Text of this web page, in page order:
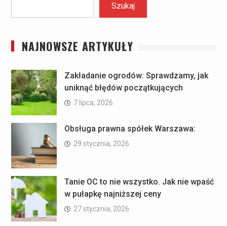
Szukaj
NAJNOWSZE ARTYKUŁY
Zakładanie ogrodów: Sprawdzamy, jak
uniknąć błędów początkujących
7 lipca, 2026
Obsługa prawna spółek Warszawa:
29 stycznia, 2026
Tanie OC to nie wszystko. Jak nie wpaść
w pułapkę najniższej ceny
27 stycznia, 2026